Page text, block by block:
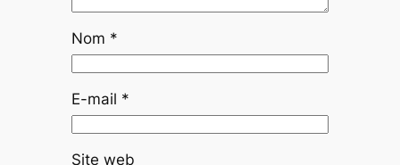
Nom *
E-mail *
Site web